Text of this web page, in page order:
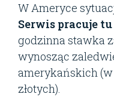
W Ameryce
Serwis pracuje
godzinna stawka
wynosząc
amerykańskich (w
złotych).